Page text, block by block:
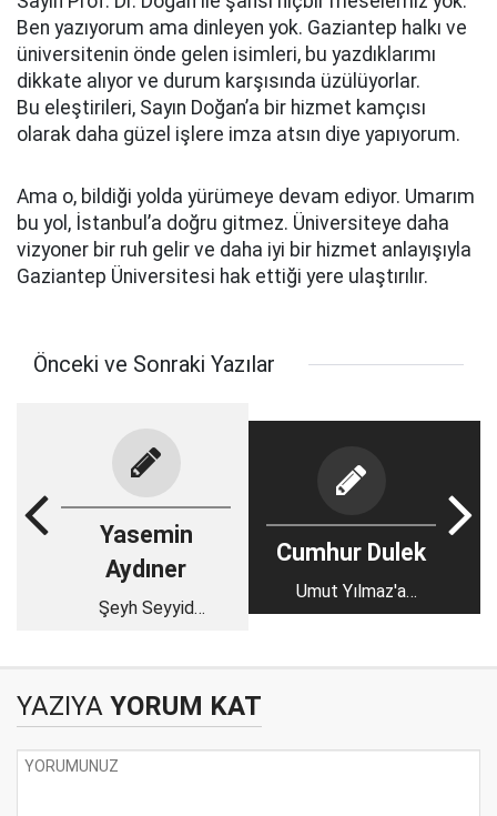
Ben yazıyorum ama dinleyen yok. Gaziantep halkı ve
üniversitenin önde gelen isimleri, bu yazdıklarımı
dikkate alıyor ve durum karşısında üzülüyorlar.
Bu eleştirileri, Sayın Doğan’a bir hizmet kamçısı
olarak daha güzel işlere imza atsın diye yapıyorum.
Ama o, bildiği yolda yürümeye devam ediyor. Umarım
bu yol, İstanbul’a doğru gitmez. Üniversiteye daha
vizyoner bir ruh gelir ve daha iyi bir hizmet anlayışıyla
Gaziantep Üniversitesi hak ettiği yere ulaştırılır.
Önceki ve Sonraki Yazılar
Yasemin
Aydıner
Şeyh Seyyid
Cumhur Dulek
Umut Yılmaz'a
CHP'den Büyük Ayıp:
YAZIYA YORUM KAT